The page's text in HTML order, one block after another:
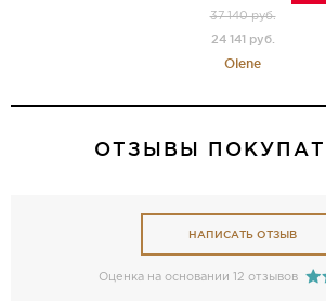
37 140 руб.
24 141 руб.
Olene
ОТЗЫВЫ
НАПИСАТЬ ОТЗЫВ
Оценка на основании 12 отзывов